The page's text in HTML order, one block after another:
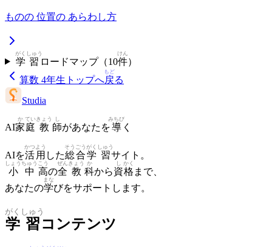
ものの 位置の あらわし方
学
がく
習
しゅう
ロードマップ（10件
けん
）
算数 4年生 トップへ戻
もど
る
Studia
AI家
か
庭
てい
教
きょう
師
し
があなたを導
みちび
く
AIを活
かつ
用
よう
した総
そう
合
ごう
学
がく
習
しゅう
サイト。
小
しょう
中
ちゅう
高
こう
の全
ぜん
教
きょう
科
か
から資
し
格
かく
まで、
あなたの学
まな
びをサポートします。
学
がく
習
しゅう
コンテンツ